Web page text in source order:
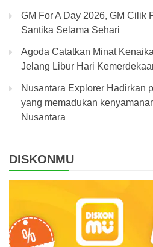
GM For A Day 2026, GM Cilik
Santika Selama Sehari
Agoda Catatkan Minat
Jelang Libur Hari
Nusantara Explorer Hadirkan
yang memadukan
Nusantara
DISKONMU